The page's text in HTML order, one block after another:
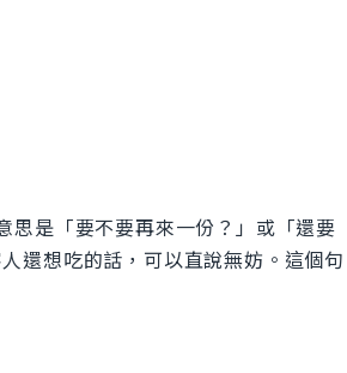
是「要不要再來一份？」或「還要
還想吃的話，可以直說無妨。這個句